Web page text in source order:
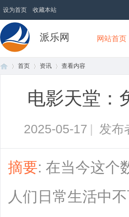
设为首页 收藏本站
派乐网 网站首页
首页 资讯 查看内容
电影天堂：
2025-05-17 | 发布
摘要: 在当今这个
人们日常生活中